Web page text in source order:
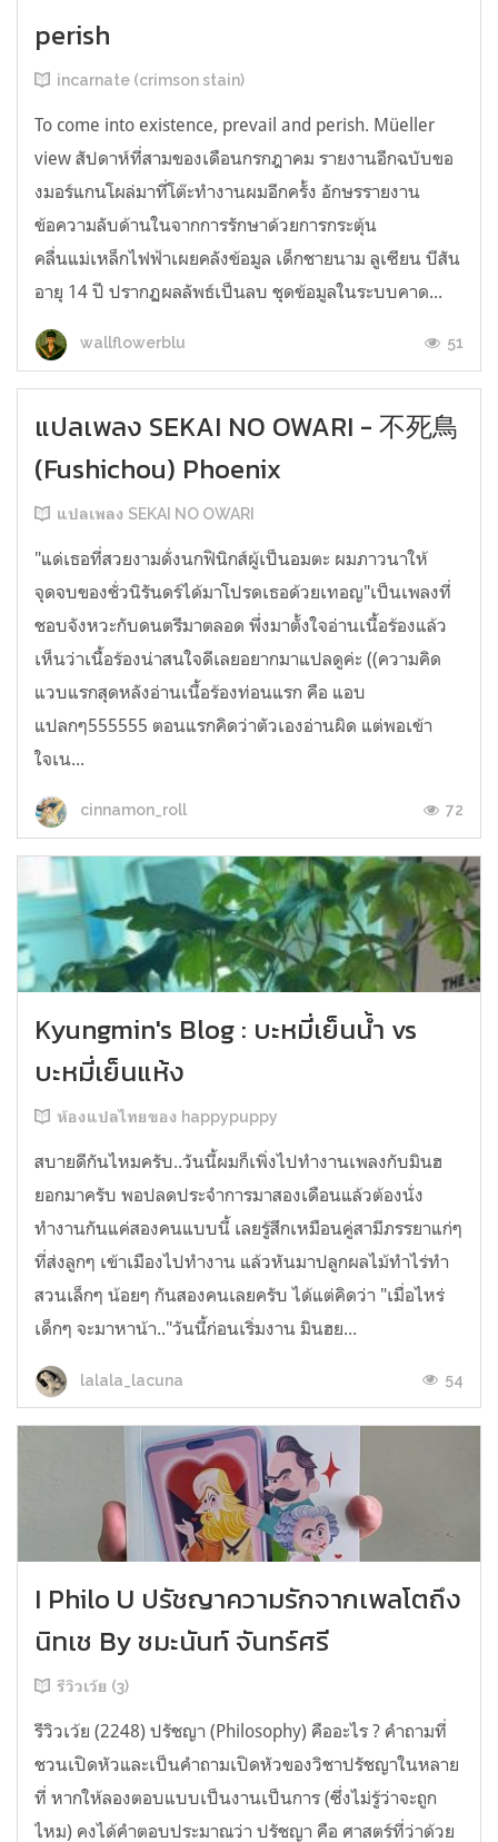
perish
incarnate (crimson stain)
To come into existence, prevail and perish. Müeller
view สัปดาห์ที่สามของเดือนกรกฎาคม รายงานอีกฉบับขอ
งมอร์แกนโผล่มาที่โต๊ะทำงานผมอีกครั้ง อักษรรายงาน
ข้อความลับด้านในจากการรักษาด้วยการกระตุ้น
คลื่นแม่เหล็กไฟฟ้าเผยคลังข้อมูล เด็กชายนาม ลูเซียน บีสัน
อายุ 14 ปี ปรากฏผลลัพธ์เป็นลบ ชุดข้อมูลในระบบคาด...
wallflowerblu 51
แปลเพลง SEKAI NO OWARI - 不死鳥
(Fushichou) Phoenix
แปลเพลง SEKAI NO OWARI
"แด่เธอที่สวยงามดั่งนกฟินิกส์ผู้เป็นอมตะ ผมภาวนาให้
จุดจบของชั่วนิรันดร์ได้มาโปรดเธอด้วยเทอญ"เป็นเพลงที่
ชอบจังหวะกับดนตรีมาตลอด พึ่งมาตั้งใจอ่านเนื้อร้องแล้ว
เห็นว่าเนื้อร้องน่าสนใจดีเลยอยากมาแปลดูค่ะ ((ความคิด
แวบแรกสุดหลังอ่านเนื้อร้องท่อนแรก คือ แอบ
แปลกๆ555555 ตอนแรกคิดว่าตัวเองอ่านผิด แต่พอเข้า
ใจเน...
cinnamon_roll 72
Kyungmin's Blog : บะหมี่เย็นน้ำ vs
บะหมี่เย็นแห้ง
ห้องแปลไทยของ happypuppy
สบายดีกันไหมครับ..วันนี้ผมก็เพิ่งไปทำงานเพลงกับมินฮ
ยอกมาครับ พอปลดประจำการมาสองเดือนแล้วต้องนั่ง
ทำงานกันแค่สองคนแบบนี้ เลยรู้สึกเหมือนคู่สามีภรรยาแก่ๆ
ที่ส่งลูกๆ เข้าเมืองไปทำงาน แล้วหันมาปลูกผลไม้ทำไร่ทำ
สวนเล็กๆ น้อยๆ กันสองคนเลยครับ ได้แต่คิดว่า "เมื่อไหร่
เด็กๆ จะมาหาน้า.."วันนี้ก่อนเริ่มงาน มินฮย...
lalala_lacuna 54
I Philo U ปรัชญาความรักจากเพลโตถึง
นิทเช By ชมะนันท์ จันทร์ศรี
รีวิวเว้ย (3)
รีวิวเว้ย (2248) ปรัชญา (Philosophy) คืออะไร ? คำถามที่
ชวนเปิดหัวและเป็นคำถามเปิดหัวของวิชาปรัชญาในหลาย
ที่ หากให้ลองตอบแบบเป็นงานเป็นการ (ซึ่งไม่รู้ว่าจะถูก
ไหม) คงได้คำตอบประมาณว่า ปรัชญา คือ ศาสตร์ที่ว่าด้วย